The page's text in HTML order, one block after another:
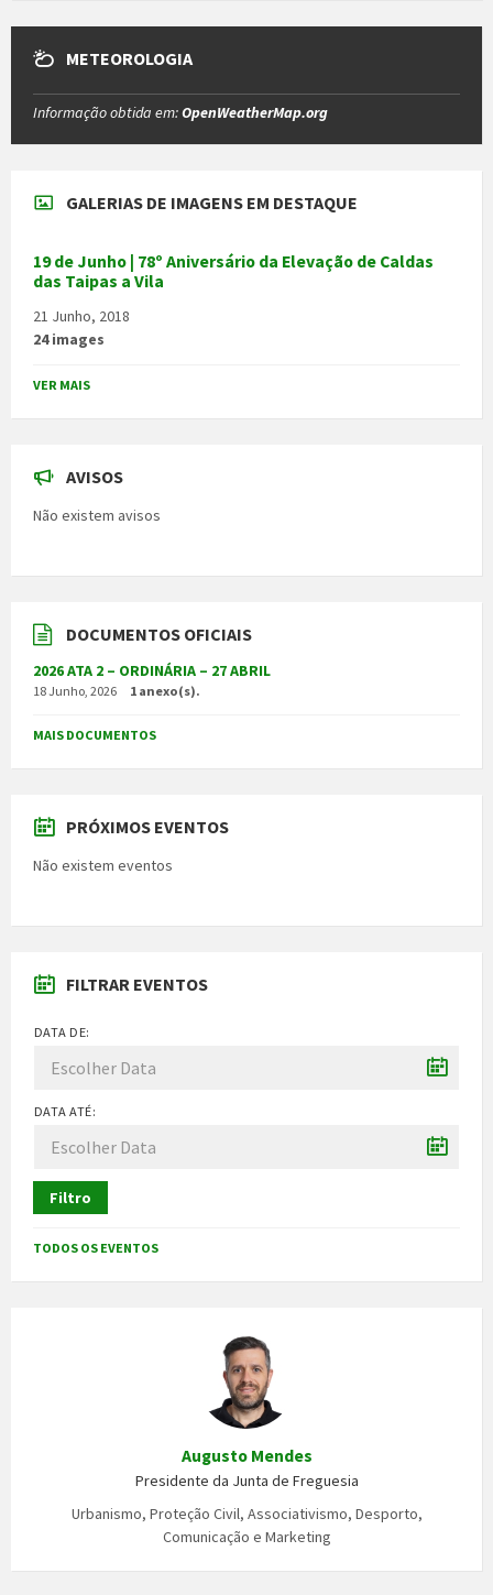
METEOROLOGIA
Informação obtida em:OpenWeatherMap.org
GALERIAS DE IMAGENS EM DESTAQUE
19 de Junho | 78º Aniversário da Elevação de Caldas
das Taipas a Vila
21 Junho, 2018
24 images
VER MAIS
AVISOS
Não existem avisos
DOCUMENTOS OFICIAIS
2026 ATA 2 – ORDINÁRIA – 27 ABRIL
18 Junho, 2026 1 anexo(s).
MAIS DOCUMENTOS
PRÓXIMOS EVENTOS
Não existem eventos
FILTRAR EVENTOS
DATA DE:
DATA ATÉ:
Filtro
TODOS OS EVENTOS
Augusto Mendes
Presidente da Junta de Freguesia
Urbanismo, Proteção Civil, Associativismo, Desporto,
Comunicação e Marketing